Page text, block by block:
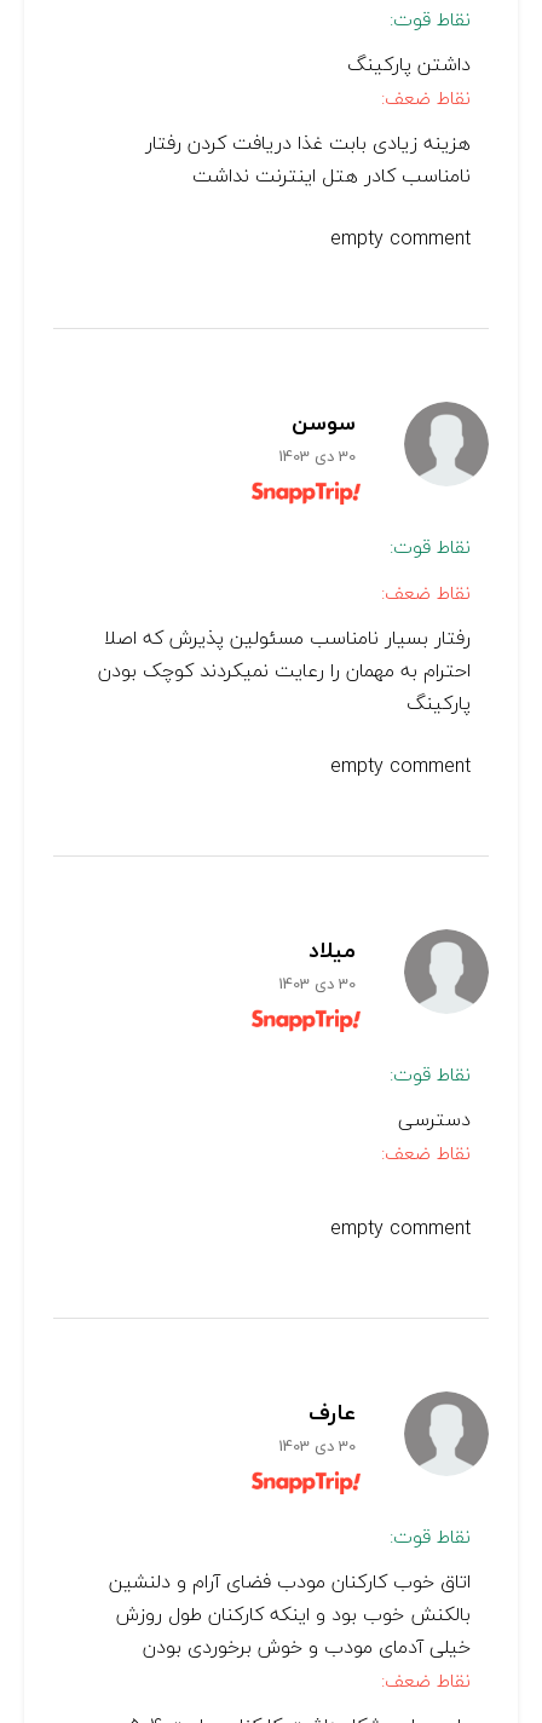
نقاط قوت:
داشتن پارکینگ
نقاط ضعف:
هزینه زیادی بابت غذا دریافت کردن رفتار
نامناسب کادر هتل اینترنت نداشت
empty comment
سوسن
30 دی 1403
نقاط قوت:
نقاط ضعف:
رفتار بسیار نامناسب مسئولین پذیرش که اصلا
احترام به مهمان را رعایت نمیکردند کوچک بودن
پارکینگ
empty comment
میلاد
30 دی 1403
نقاط قوت:
دسترسی
نقاط ضعف:
empty comment
عارف
30 دی 1403
نقاط قوت:
اتاق خوب کارکنان مودب فضای آرام و دلنشین
بالکنش خوب بود و اینکه کارکنان طول روزش
خیلی آدمای مودب و خوش برخوردی بودن
نقاط ضعف: